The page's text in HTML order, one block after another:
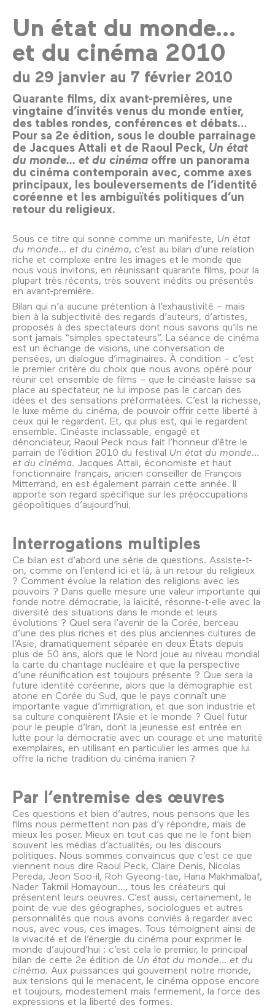
Un état du monde...
et du cinéma 2010
du 29 janvier au 7 février 2010
Quarante films, dix avant-premières, une
vingtaine d’invités venus du monde entier,
des tables rondes, conférences et débats…
Pour sa 2e édition, sous le double parrainage
de Jacques Attali et de Raoul Peck, Un état
du monde… et du cinéma offre un panorama
du cinéma contemporain avec, comme axes
principaux, les bouleversements de l’identité
coréenne et les ambiguïtés politiques d’un
retour du religieux.
Sous ce titre qui sonne comme un manifeste, Un état
du monde… et du cinéma, c’est au bilan d’une relation
riche et complexe entre les images et le monde que
nous vous invitons, en réunissant quarante films, pour la
plupart très récents, très souvent inédits ou présentés
en avant-première.
Bilan qui n’a aucune prétention à l’exhaustivité – mais
bien à la subjectivité des regards d’auteurs, d’artistes,
proposés à des spectateurs dont nous savons qu’ils ne
sont jamais “simples spectateurs”. La séance de cinéma
est un échange de visions, une conversation de
pensées, un dialogue d’imaginaires. À condition – c’est
le premier critère du choix que nous avons opéré pour
réunir cet ensemble de films – que le cinéaste laisse sa
place au spectateur, ne lui impose pas le carcan des
idées et des sensations préformatées. C’est la richesse,
le luxe même du cinéma, de pouvoir offrir cette liberté à
ceux qui le regardent. Et, qui plus est, qui le regardent
ensemble. Cinéaste inclassable, engagé et
dénonciateur, Raoul Peck nous fait l’honneur d’être le
parrain de l’édition 2010 du festival Un état du monde…
et du cinéma. Jacques Attali, économiste et haut
fonctionnaire français, ancien conseiller de François
Mitterrand, en est également parrain cette année. Il
apporte son regard spécifique sur les préoccupations
géopolitiques d’aujourd’hui.
Interrogations multiples
Ce bilan est d’abord une série de questions. Assiste-t-
on, comme on l’entend ici et là, à un retour du religieux
? Comment évolue la relation des religions avec les
pouvoirs ? Dans quelle mesure une valeur importante qui
fonde notre démocratie, la laïcité, résonne-t-elle avec la
diversité des situations dans le monde et leurs
évolutions ? Quel sera l’avenir de la Corée, berceau
d’une des plus riches et des plus anciennes cultures de
l’Asie, dramatiquement séparée en deux États depuis
plus de 50 ans, alors que le Nord joue au niveau mondial
la carte du chantage nucléaire et que la perspective
d’une réunification est toujours présente ? Que sera la
future identité coréenne, alors que la démographie est
atone en Corée du Sud, que le pays connaît une
importante vague d’immigration, et que son industrie et
sa culture conquièrent l’Asie et le monde ? Quel futur
pour le peuple d’Iran, dont la jeunesse est entrée en
lutte pour la démocratie avec un courage et une maturité
exemplaires, en utilisant en particulier les armes que lui
offre la riche tradition du cinéma iranien ?
Par l’entremise des œuvres
Ces questions et bien d’autres, nous pensons que les
films nous permettent non pas d’y répondre, mais de
mieux les poser. Mieux en tout cas que ne le font bien
souvent les médias d’actualités, ou les discours
politiques. Nous sommes convaincus que c’est ce que
viennent nous dire Raoul Peck, Claire Denis, Nicolas
Pereda, Jeon Soo-il, Roh Gyeong-tae, Hana Makhmalbaf,
Nader Takmil Homayoun…, tous les créateurs qui
présentent leurs oeuvres. C’est aussi, certainement, le
point de vue des géographes, sociologues et autres
personnalités que nous avons conviés à regarder avec
nous, avec vous, ces images. Tous témoignent ainsi de
la vivacité et de l’énergie du cinéma pour exprimer le
monde d’aujourd’hui : c’est cela le premier, le principal
bilan de cette 2e édition de Un état du monde… et du
cinéma. Aux puissances qui gouvernent notre monde,
aux tensions qui le menacent, le cinéma oppose encore
et toujours, modestement mais fermement, la force des
expressions et la liberté des formes.